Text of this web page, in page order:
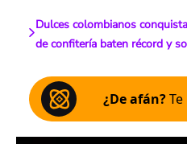
Dulces colombianos
de confitería baten récord y
¿De afán?